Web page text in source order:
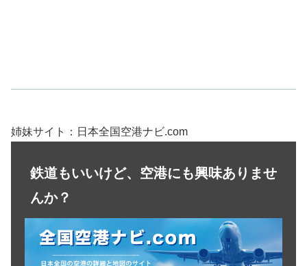
姉妹サイト：日本全国空港ナビ.com
鉄道もいいけど、空港にも興味ありませ
んか？